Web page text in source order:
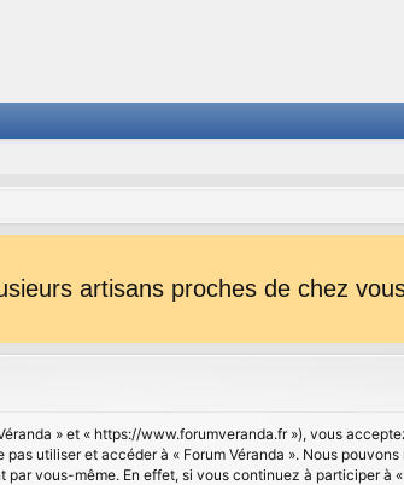
artisans proches de chez
» et « https://www.forumveranda.fr »), vous
utiliser et accéder à « Forum Véranda ». Nous
vous-même. En effet, si vous continuez à participer à